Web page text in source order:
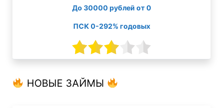
До 30000 рублей от 0
ПСК 0-292% годовых
НОВЫЕ ЗАЙМЫ